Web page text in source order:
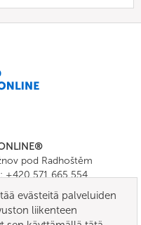
pod Radhoštěm
+420 571 665 554
evästeitä palveluiden
liikenteen